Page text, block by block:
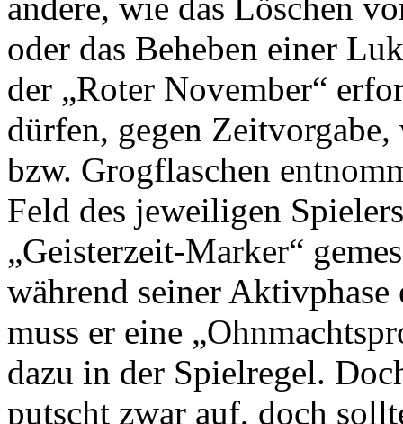
oder das Beheben einer
der „Roter November“
dürfen, gegen
bzw. Grogflaschen
Feld des jeweiligen
„Geisterzeit-Marker“
während seiner
muss er eine
dazu in der Spielregel.
putscht zwar auf, doch